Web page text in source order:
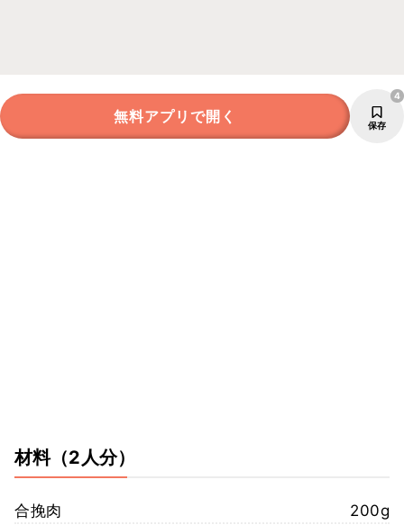
無料アプリで開く 保存
4
材料（2人分）
合挽肉
200g